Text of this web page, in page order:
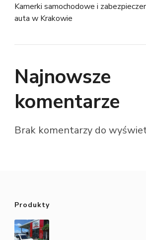
Kamerki samochodowe i
auta w Krakowie
Najnowsze
komentarze
Brak komentarzy do
Produkty